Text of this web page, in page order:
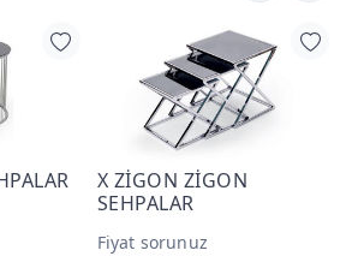
POTA Tamamlayıcı